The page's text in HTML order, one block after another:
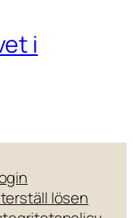
i
lösen